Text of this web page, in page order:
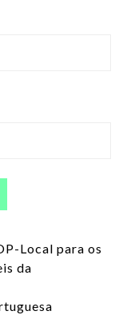
Local para os
da